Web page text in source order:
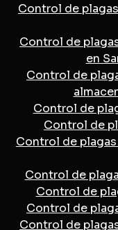
Control de
Control de
en
Control de
Control de
Control de
Control de
Control de
Control de
Control de
Control de